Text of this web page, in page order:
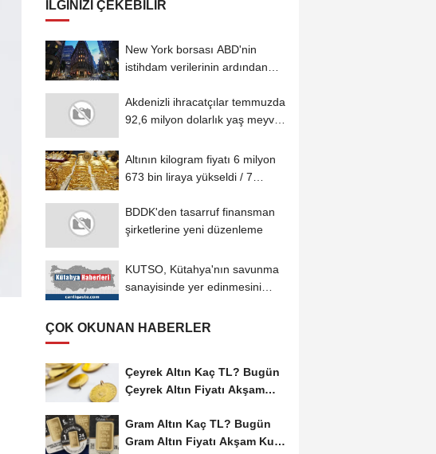
İLGINIZI ÇEKEBILIR
New York borsası ABD'nin
istihdam verilerinin ardından
Akdenizli ihracatçılar temmuzda
92,6 milyon dolarlık yaş meyve
Altının kilogram fiyatı 6 milyon
673 bin liraya yükseldi / 7
BDDK'den tasarruf finansman
şirketlerine yeni düzenleme
KUTSO, Kütahya'nın savunma
sanayisinde yer edinmesini
ÇOK OKUNAN HABERLER
Çeyrek Altın Kaç TL? Bugün
Çeyrek Altın Fiyatı Akşam
Gram Altın Kaç TL? Bugün
Gram Altın Fiyatı Akşam Kuru